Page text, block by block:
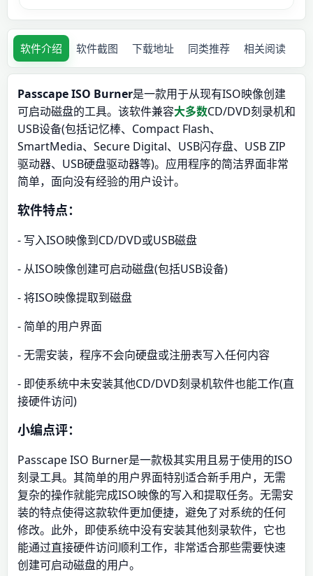
软件介绍 软件截图 下载地址 同类推荐 相关阅读
Passcape ISO Burner是一款用于从现有ISO映像创建
可启动磁盘的工具。该软件兼容大多数CD/DVD刻录机和
USB设备(包括记忆棒、Compact Flash、
SmartMedia、Secure Digital、USB闪存盘、USB ZIP
驱动器、USB硬盘驱动器等)。应用程序的简洁界面非常
简单，面向没有经验的用户设计。
软件特点：
- 写入ISO映像到CD/DVD或USB磁盘
- 从ISO映像创建可启动磁盘(包括USB设备)
- 将ISO映像提取到磁盘
- 简单的用户界面
- 无需安装，程序不会向硬盘或注册表写入任何内容
- 即使系统中未安装其他CD/DVD刻录机软件也能工作(直
接硬件访问)
小编点评：
Passcape ISO Burner是一款极其实用且易于使用的ISO
刻录工具。其简单的用户界面特别适合新手用户，无需
复杂的操作就能完成ISO映像的写入和提取任务。无需安
装的特点使得这款软件更加便捷，避免了对系统的任何
修改。此外，即使系统中没有安装其他刻录软件，它也
能通过直接硬件访问顺利工作，非常适合那些需要快速
创建可启动磁盘的用户。